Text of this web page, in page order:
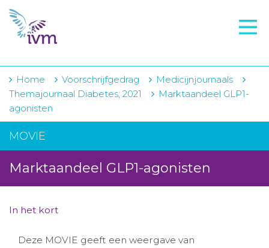
VMI
FTO voorbereiding
IVM-academie
Zorginstellingen
Projecten
Actueel
Home Voorschrijfgedrag
Medicijnjournaals
Themajournaal Diabetes, 2021
Marktaandeel GLP1-
agonisten
MOVIE
Marktaandeel GLP1-agonisten
In het kort
Deze MOVIE geeft een weergave van